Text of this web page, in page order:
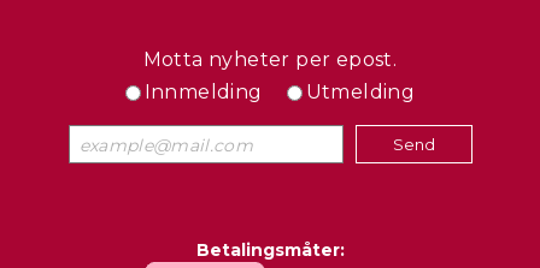
Motta nyheter per epost.
Innmelding
Utmelding
Betalingsmåter: